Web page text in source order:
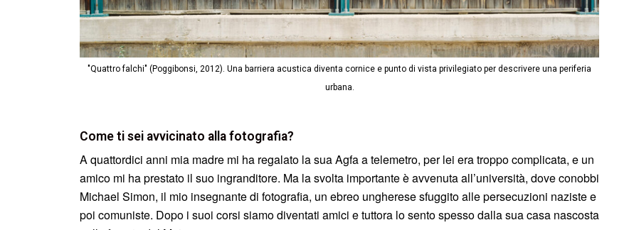
"Quattro falchi" (Poggibonsi, 2012). Una barriera acustica diventa cornice e punto di vista privilegiato per descrivere una periferia
urbana.
Come ti sei avvicinato alla fotografia?
A quattordici anni mia madre mi ha regalato la sua Agfa a telemetro, per lei era troppo complicata, e un
amico mi ha prestato il suo ingranditore. Ma la svolta importante è avvenuta all’università, dove conobbi
Michael Simon, il mio insegnante di fotografia, un ebreo ungherese sfuggito alle persecuzioni naziste e
poi comuniste. Dopo i suoi corsi siamo diventati amici e tuttora lo sento spesso dalla sua casa nascosta